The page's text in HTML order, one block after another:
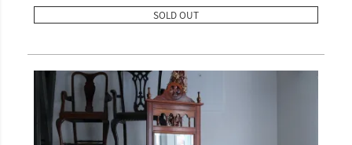
SOLD OUT